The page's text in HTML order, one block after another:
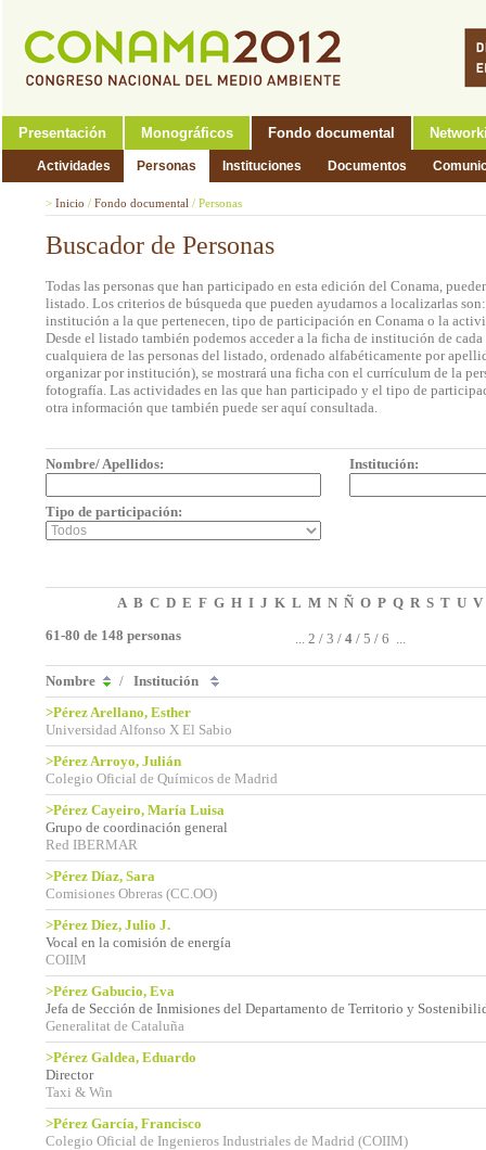
Presentación Monográficos Fondo documental
Actividades Personas Instituciones Documentos
> Inicio / Fondo documental / Personas
Buscador de Personas
Todas las personas que han participado en esta edición del Conama,
listado. Los criterios de búsqueda que pueden ayudarnos a localizarlas
institución a la que pertenecen, tipo de participación en Conama o la
Desde el listado también podemos acceder a la ficha de institución de
cualquiera de las personas del listado, ordenado alfabéticamente por
organizar por institución), se mostrará una ficha con el currículum de la
fotografía. Las actividades en las que han participado y el tipo de
otra información que también puede ser aquí consultada.
Nombre/ Apellidos: Institución:
Tipo de participación:
A B C D E F G H I J K L M N Ñ O P Q R S T U V
61-80 de 148 personas
... 2 / 3 / 4 / 5 / 6 ...
Nombre / Institución
>Pérez Arellano, Esther
Universidad Alfonso X El Sabio
>Pérez Arroyo, Julián
Colegio Oficial de Químicos de Madrid
>Pérez Cayeiro, María Luisa
Grupo de coordinación general
Red IBERMAR
>Pérez Díaz, Sara
Comisiones Obreras (CC.OO)
>Pérez Díez, Julio J.
Vocal en la comisión de energía
COIIM
>Pérez Gabucio, Eva
Jefa de Sección de Inmisiones del Departamento de Territorio y
Generalitat de Cataluña
>Pérez Galdea, Eduardo
Director
Taxi & Win
>Pérez García, Francisco
Colegio Oficial de Ingenieros Industriales de Madrid (COIIM)